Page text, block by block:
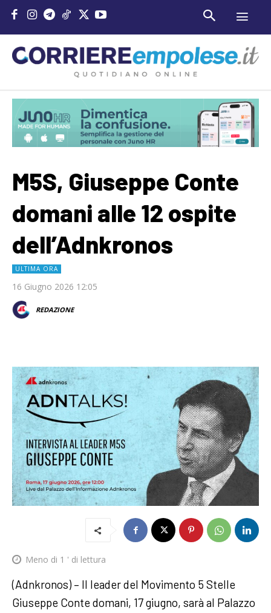
M5S, Giuseppe Conte
domani alle 12 ospite
dell’Adnkronos
ULTIMA ORA
16 Giugno 2026 12:05
REDAZIONE
Meno di 1 ' di lettura
(Adnkronos) – Il leader del Movimento 5 Stelle
Giuseppe Conte domani, 17 giugno, sarà al Palazzo